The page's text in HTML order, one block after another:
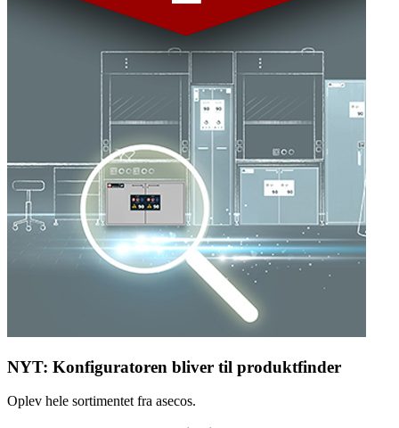
NYT: Konfiguratoren bliver til produktfinder
Oplev hele sortimentet fra asecos.